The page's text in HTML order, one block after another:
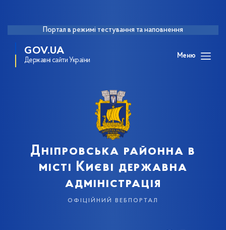
Портал в режимі тестування та наповнення
GOV.UA
Державні сайти України
Меню
Дніпровська районна в
місті Києві державна
адміністрація
офіційний вебпортал